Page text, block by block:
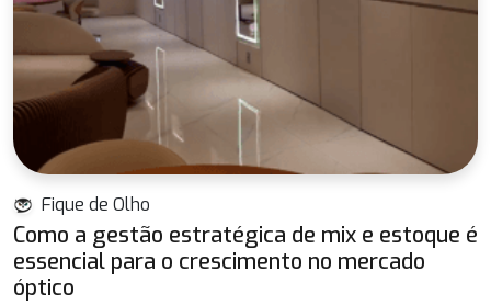
Fique de Olho
Como a gestão estratégica de mix e estoque é
essencial para o crescimento no mercado
óptico